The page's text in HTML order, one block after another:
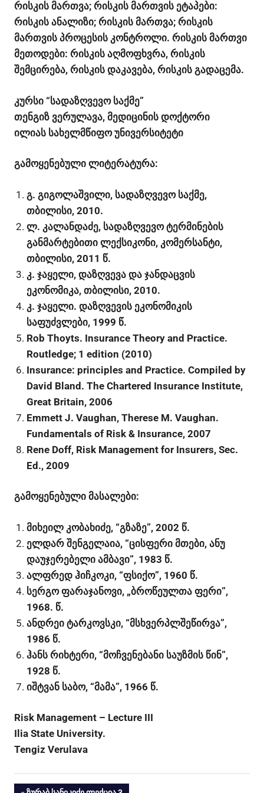
რისკის მართვა; რისკის მართვის ეტაპები:
რისკის ანალიზი; რისკის მართვა; რისკის
მართვის პროცესის კონტროლი. რისკის მართვი
მეთოდები: რისკის აღმოფხვრა, რისკის
შემცირება, რისკის დაკავება, რისკის გადაცემა.
კურსი “სადაზღვევო საქმე”
თენგიზ ვერულავა, მედიცინის დოქტორი
ილიას სახელმწიფო უნივერსიტეტი
გამოყენებული ლიტერატურა:
გ. გიგოლაშვილი, სადაზღვევო საქმე,
თბილისი, 2010.
ლ. კალანდაძე, სადაზღვევო ტერმინების
განმარტებითი ლექსიკონი, კომერსანტი,
თბილისი, 2011 წ.
კ. ჯაყელი, დაზღვევა და ჯანდაცვის
ეკონომიკა, თბილისი, 2010.
კ. ჯაყელი. დაზღვევის ეკონომიკის
საფუძვლები, 1999 წ.
Rob Thoyts. Insurance Theory and Practice.
Routledge; 1 edition (2010)
Insurance: principles and Practice. Compiled by
David Bland. The Chartered Insurance Institute,
Great Britain, 2006
Emmett J. Vaughan, Therese M. Vaughan.
Fundamentals of Risk & Insurance, 2007
Rene Doff, Risk Management for Insurers, Sec.
Ed., 2009
გამოყენებული მასალები:
მიხეილ კობახიძე, “გზაზე”, 2002 წ.
ელდარ შენგელაია, “ცისფერი მთები, ანუ
დაუჯერებელი ამბავი”, 1983 წ.
ალფრედ ჰიჩკოკი, “ფსიქო”, 1960 წ.
სერგო ფარაჯანოვი, „ბროწეულთა ფერი”,
1968. წ.
ანდრეი ტარკოვსკი, “მსხვერპლშეწირვა”,
1986 წ.
ჰანს რიხტერი, “მოჩვენებანი საუზმის წინ”,
1928 წ.
იშტვან საბო, “მამა”, 1966 წ.
Risk Management – Lecture III
Ilia State University.
Tengiz Verulava